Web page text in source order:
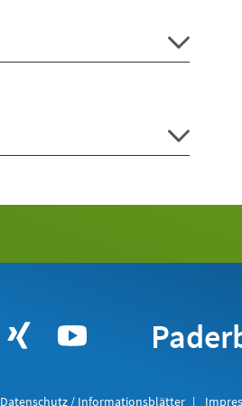
Datenschutz / Informationsblätter